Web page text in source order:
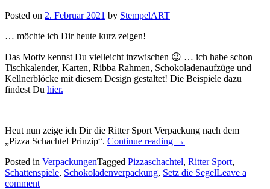
Pinseln
von
Stampin
Posted on 2. Februar 2021 by StempelART
… möchte ich Dir heute kurz zeigen!
Das Motiv kennst Du vielleicht inzwischen 😉 … ich habe schon
Tischkalender, Karten, Ribba Rahmen, Schokoladenaufzüge und
Kellnerblöcke mit diesem Design gestaltet! Die Beispiele dazu
findest Du hier.
Heut nun zeige ich Dir die Ritter Sport Verpackung nach dem
„Pizza Schachtel Prinzip“. Continue reading „Schattenspiele:
Ritter
Sport
→
Posted in VerpackungenTagged Pizzaschachtel, Ritter Sport,
Schattenspiele, Schokoladenverpackung, Setz die SegelLeave a
comment